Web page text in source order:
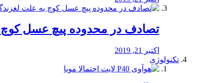
تصادف در محدوده پیچ عسل کوچ
اکتبر 21, 2019
تکنولوژی